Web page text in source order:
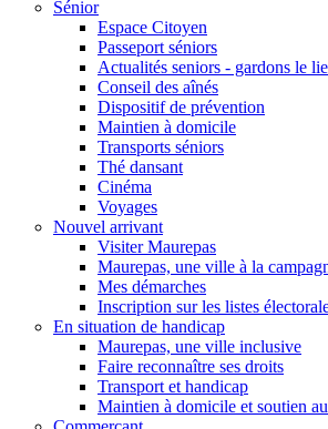
Sénior
Espace Citoyen
Passeport séniors
Actualités seniors - gardons le
Conseil des aînés
Dispositif de prévention
Maintien à domicile
Transports séniors
Thé dansant
Cinéma
Voyages
Nouvel arrivant
Visiter Maurepas
Maurepas, une ville à la
Mes démarches
Inscription sur les listes
En situation de handicap
Maurepas, une ville inclusive
Faire reconnaître ses droits
Transport et handicap
Maintien à domicile et soutien